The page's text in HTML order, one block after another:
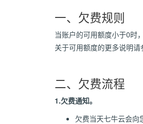
一、欠费规则
当账户的可用额度小于0时
关于可用额度的更多说明请
二、欠费流程
1.欠费通知。
欠费当天七牛云会向